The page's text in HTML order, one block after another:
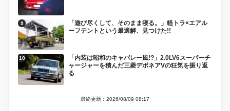
「遊び尽くして、そのまま寝る。」軽トラ×エアル
ーフテントという最適解、見つけた!!
「内装は昭和のキャバレー風!?」2.0LV6スーパーチ
ャージャーを積んだ三菱デボネアVの狂気を振り返
る
最終更新：2026/08/09 08:17